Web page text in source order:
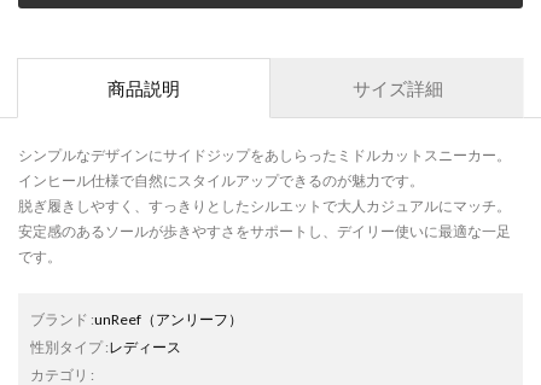
商品説明 サイズ詳細
シンプルなデザインにサイドジップをあしらったミドルカットスニーカー。
インヒール仕様で自然にスタイルアップできるのが魅力です。
脱ぎ履きしやすく、すっきりとしたシルエットで大人カジュアルにマッチ。
安定感のあるソールが歩きやすさをサポートし、デイリー使いに最適な一足
です。
ブランド :unReef （アンリーフ）
性別タイプ:レディース
カテゴリ :